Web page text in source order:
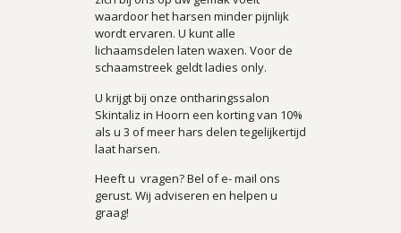
waardoor het harsen minder pijnlijk
wordt ervaren. U kunt alle
lichaamsdelen laten waxen. Voor de
schaamstreek geldt ladies only.
U krijgt bij onze ontharingssalon
Skintaliz in Hoorn een korting van 10%
als u 3 of meer hars delen tegelijkertijd
laat harsen.
Heeft u vragen? Bel of e- mail ons
gerust. Wij adviseren en helpen u
graag!